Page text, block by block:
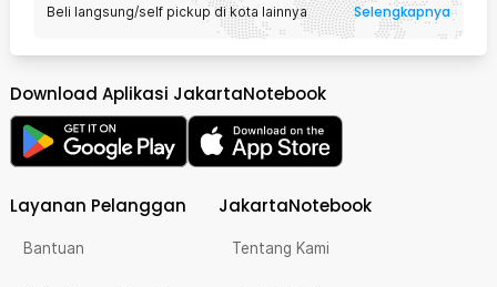
Beli langsung/self pickup di kota lainnya Selengkapnya
Download Aplikasi JakartaNotebook
Layanan Pelanggan
Bantuan
JakartaNotebook
Tentang Kami